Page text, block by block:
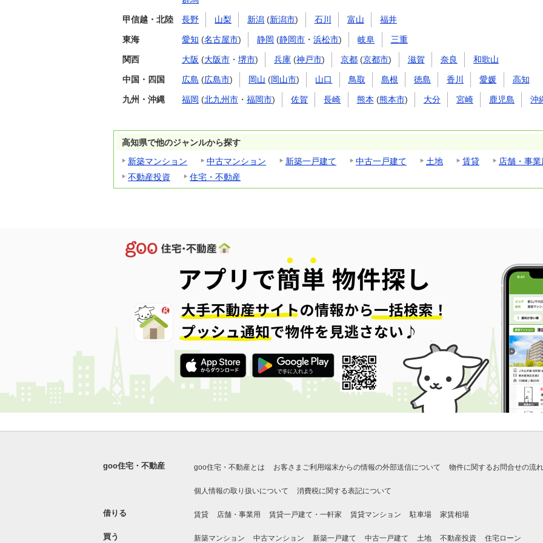
甲信越・北陸 長野 山梨 新潟 (新潟市) 石川 富山 福井
東海 愛知 (名古屋市) 静岡 (静岡市 ・浜松市) 岐阜 三重
関西 大阪 (大阪市 ・ 堺市) 兵庫 (神戸市) 京都 (京都市) 滋賀 奈良 和歌山
中国・四国 広島 (広島市) 岡山 (岡山市) 山口 鳥取 島根 徳島 香川 愛媛 高知
九州・沖縄 福岡 (北九州市 ・ 福岡市) 佐賀 長崎 熊本 (熊本市) 大分 宮崎 鹿児島 沖
高知県で他のジャンルから探す
新築マンション
中古マンション 新築一戸建て 中古一戸建て 土地 賃貸
店舗・事業
不動産投資
住宅・不動産
goo住宅・不動産 goo住宅・不動産とは お客さまご利用端末からの情報の外部送信について 物件に関するお問合せの流れ
個人情報の取り扱いについて 消費税に関する表記について
借りる 賃貸 店舗・事業用 賃貸一戸建て・一軒家 賃貸マンション 駐車場 家賃相場
買う 新築マンション 中古マンション 新築一戸建て 中古一戸建て 土地 不動産投資 住宅ローン